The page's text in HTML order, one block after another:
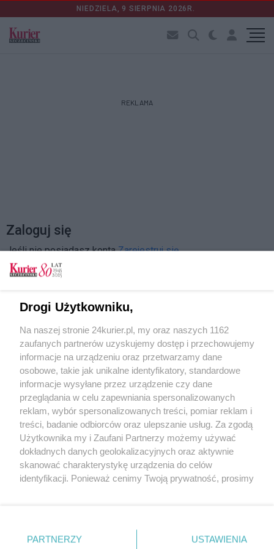
NIEDZIELA, 9 SIERPNIA 2026R.
REKLAMA
Zaloguj się
Jeśli nie posiadasz kontaZarejestruj się
Zapamiętać?
Zaloguj
Zapomniałem hasła
Copyright © 2022 Kurier Szczeciński sp. z o.o.
Drogi Użytkowniku,
Na naszej stronie 24kurier.pl, my oraz naszych 1162
zaufanych partnerów uzyskujemy dostęp i przechowujemy
informacje na urządzeniu oraz przetwarzamy dane
osobowe, takie jak unikalne identyfikatory, standardowe
informacje wysyłane przez urządzenie czy dane
przeglądania w celu zapewniania spersonalizowanych
reklam, wybór spersonalizowanych treści, pomiar reklam i
treści, badanie odbiorców oraz ulepszanie usług. Za zgodą
Użytkownika my i Zaufani Partnerzy możemy używać
dokładnych danych geolokalizacyjnych oraz aktywnie
skanować charakterystykę urządzenia do celów
identyfikacji. Ponieważ cenimy Twoją prywatność, prosimy
prywatności znajdujący się w lewym dolnym rogu strony
. Niektóre rodzaje przetwarzania danych nie wymagają
PARTNERZY USTAWIENIA